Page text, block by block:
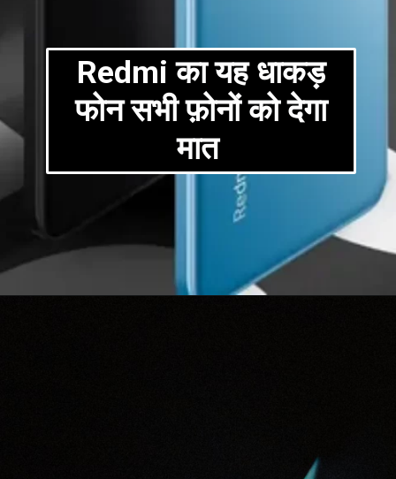
Redmi का यह धाकड़
फोन सभी फ़ोनों को देगा
मात